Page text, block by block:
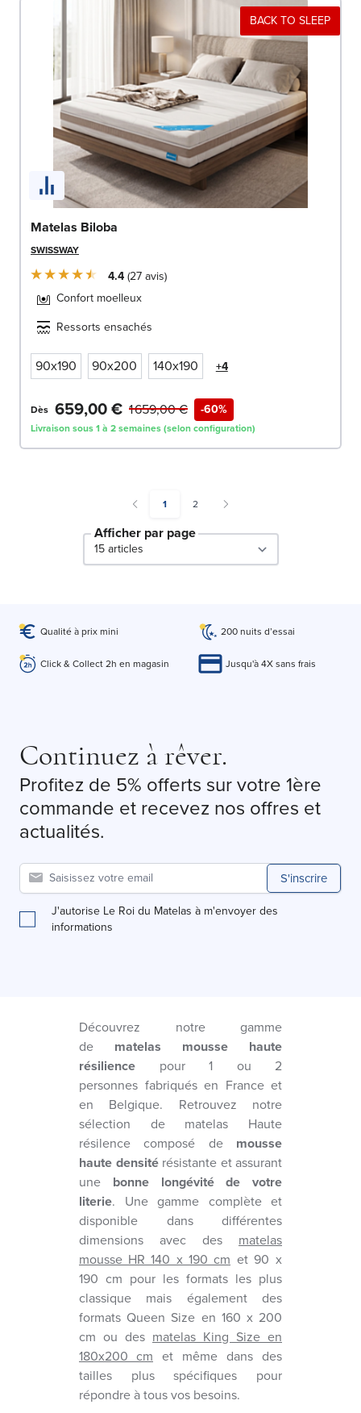
BACK TO SLEEP
Matelas Biloba
SWISSWAY
4.4 27avis
Confort moelleux
Ressorts ensachés
90x190 90x200 140x190 +4
Dès 659,00 € -60%
1 659,00 €
Livraison sous 1 à 2 semaines (selon configuration)
You're currently reading page
1 Page
2
Afficher par page
Qualité à prix mini 200 nuits d’essai
Click & Collect 2h en magasin Jusqu'à 4X sans frais
Continuez à rêver.
Profitez de 5% offerts sur votre 1ère
commande et recevez nos offres et
actualités.
S'inscrire
J'autorise Le Roi du Matelas à m'envoyer des
informations
Découvrez notre gamme
de matelas mousse haute
résilience pour 1 ou 2
personnes fabriqués en France et
en Belgique. Retrouvez notre
sélection de matelas Haute
résilence composé de mousse
haute densité résistante et assurant
une bonne longévité de votre
literie. Une gamme complète et
disponible dans différentes
dimensions avec des matelas
mousse HR 140 x 190 cm et 90 x
190 cm pour les formats les plus
classique mais également des
formats Queen Size en 160 x 200
cm ou des matelas King Size en
180x200 cm et même dans des
tailles plus spécifiques pour
répondre à tous vos besoins.